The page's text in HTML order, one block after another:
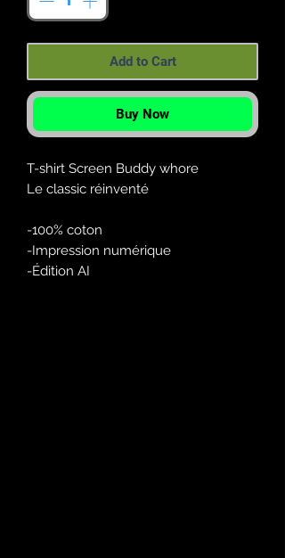
Add to Cart
Buy Now
T-shirt Screen Buddy whore
Le classic réinventé
-100% coton
-Impression numérique
-Édition AI